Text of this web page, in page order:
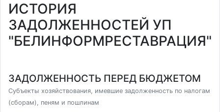
ИСТОРИЯ
ЗАДОЛЖЕННОСТЕЙ УП
"БЕЛИНФОРМРЕСТАВРАЦИЯ"
ЗАДОЛЖЕННОСТЬ ПЕРЕД БЮДЖЕТОМ
Субъекты хозяйствования, имевшие задолженность по налогам
(сборам), пеням и пошлинам